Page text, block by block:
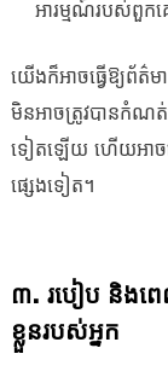
អារម្មណ៍របស់ពួកគ
យើងក៏អាចធ្វើឱ្យព័ត៌
មិនអាចត្រូវបានកំណ
ទៀតឡើយ ហើយអាច
ផ្សេងទៀត។
៣. របៀប និងពេ
ខ្លួនរបស់អ្នក